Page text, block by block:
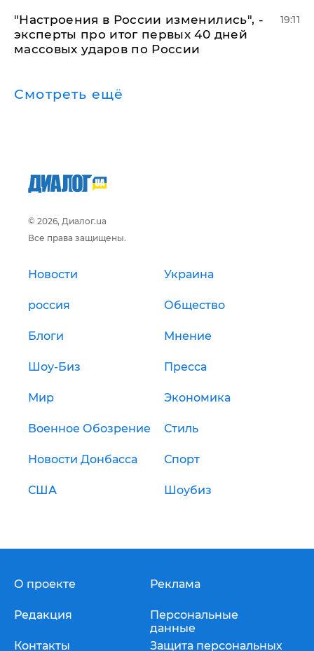
"Настроения в России изменились", -
эксперты про итог первых 40 дней
массовых ударов по России
19:11
Смотреть ещё
© 2026, Диалог.ua
Все права защищены.
Новости Украина
россия Общество
Блоги Мнение
Шоу-Биз Пресса
Мир Экономика
Военное Обозрение Стиль
Новости Донбасса Спорт
США Шоубиз
О проекте
Редакция
Контакты
Реклама
Персональные
данные
Защита персональных